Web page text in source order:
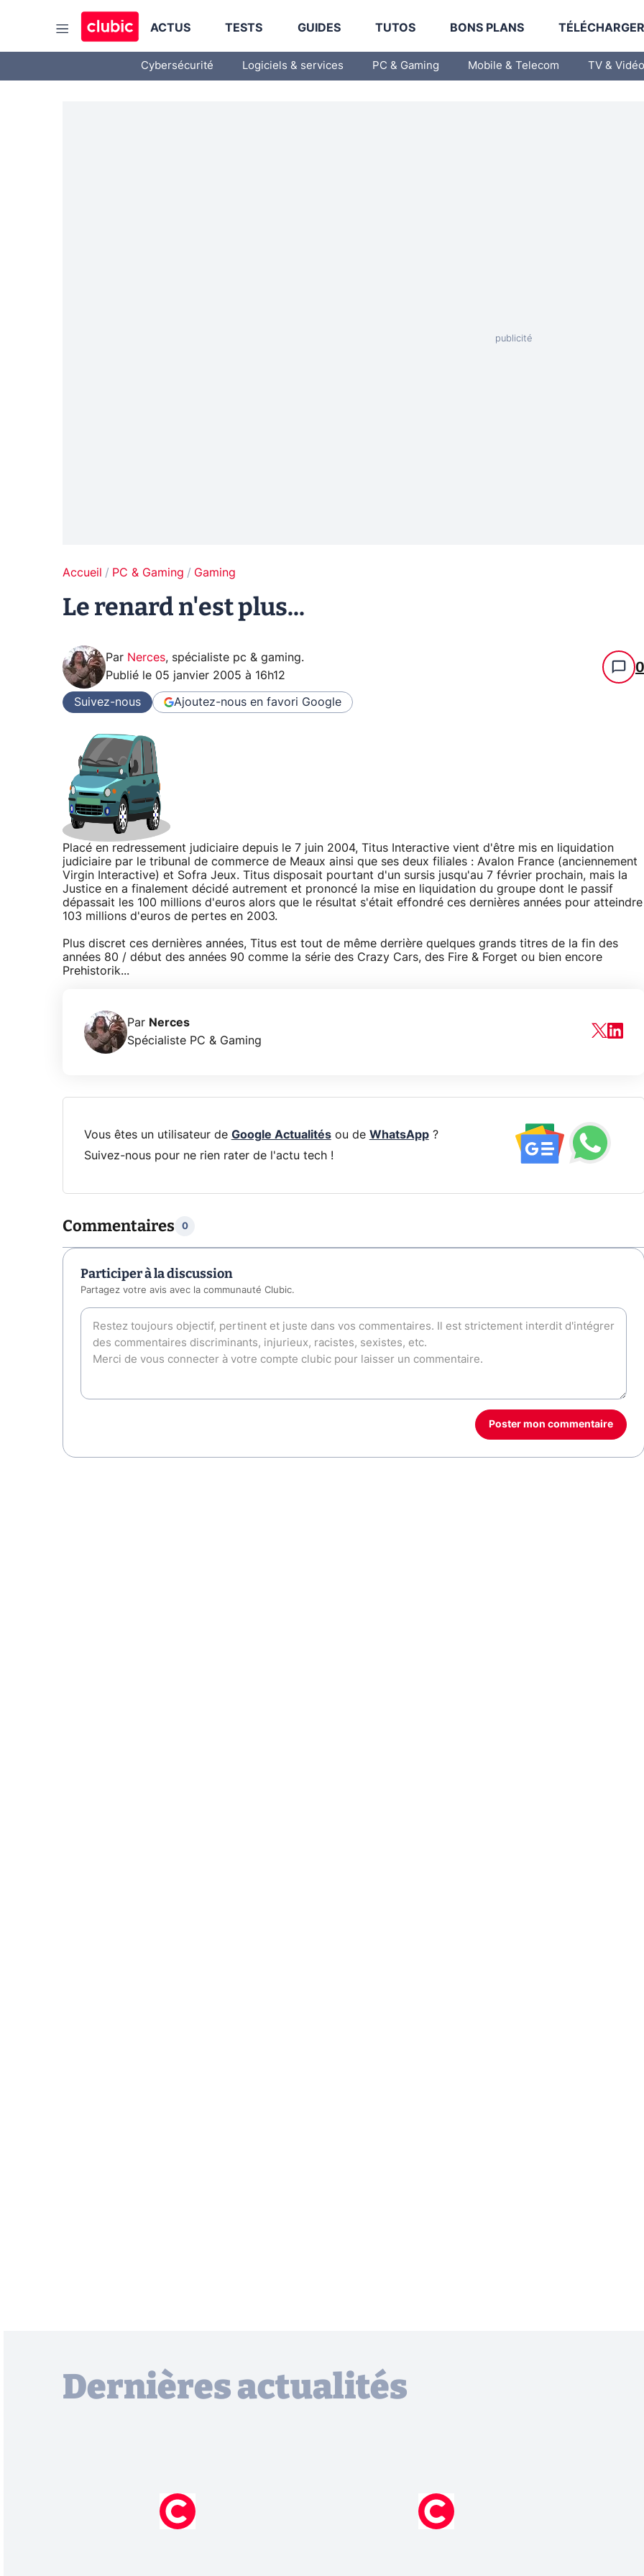
ACTUS TESTS GUIDES TUTOS BONS PLANS
Cybersécurité Logiciels & services PC & Gaming Mobile & Telecom TV & Vidéo
Accueil PC & Gaming Gaming
Le renard n'est plus...
Par Nerces, spécialiste pc & gaming.
Publié le 05 janvier 2005 à 16h12 0
Suivez-nous Ajoutez-nous en favori Google
Placé en redressement judiciaire depuis le 7 juin 2004, Titus Interactive vient d'être mis en liquidation
judiciaire par le tribunal de commerce de Meaux ainsi que ses deux filiales : Avalon France (anciennement
Virgin Interactive) et Sofra Jeux. Titus disposait pourtant d'un sursis jusqu'au 7 février prochain, mais la
Justice en a finalement décidé autrement et prononcé la mise en liquidation du groupe dont le passif
dépassait les 100 millions d'euros alors que le résultat s'était effondré ces dernières années pour atteindre
103 millions d'euros de pertes en 2003.
Plus discret ces dernières années, Titus est tout de même derrière quelques grands titres de la fin des
années 80 / début des années 90 comme la série des Crazy Cars, des Fire & Forget ou bien encore
Prehistorik...
Par Nerces
Spécialiste PC & Gaming
Vous êtes un utilisateur de Google Actualitésou de WhatsApp?
Suivez-nous pour ne rien rater de l'actu tech !
Commentaires 0
Participer à la discussion
Partagez votre avis avec la communauté Clubic.
Poster mon commentaire
Dernières actualités